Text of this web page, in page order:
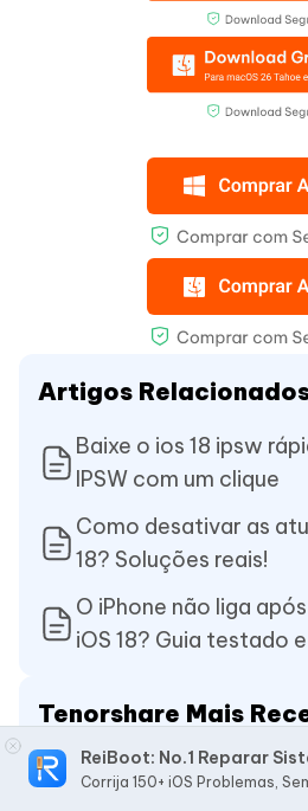
Artigos
Baixe o ios 18 ipsw
IPSW com um clique
Como desativar as
18? Soluções reais!
O iPhone não liga
iOS 18? Guia testado
Tenorshare Mais
Programa para
ReiBoot: No.1 Reparar
Corrija 150+ iOS Problemas,